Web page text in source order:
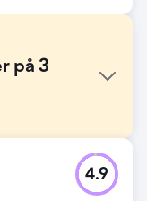
på 3
medicin
Kunden
4.9